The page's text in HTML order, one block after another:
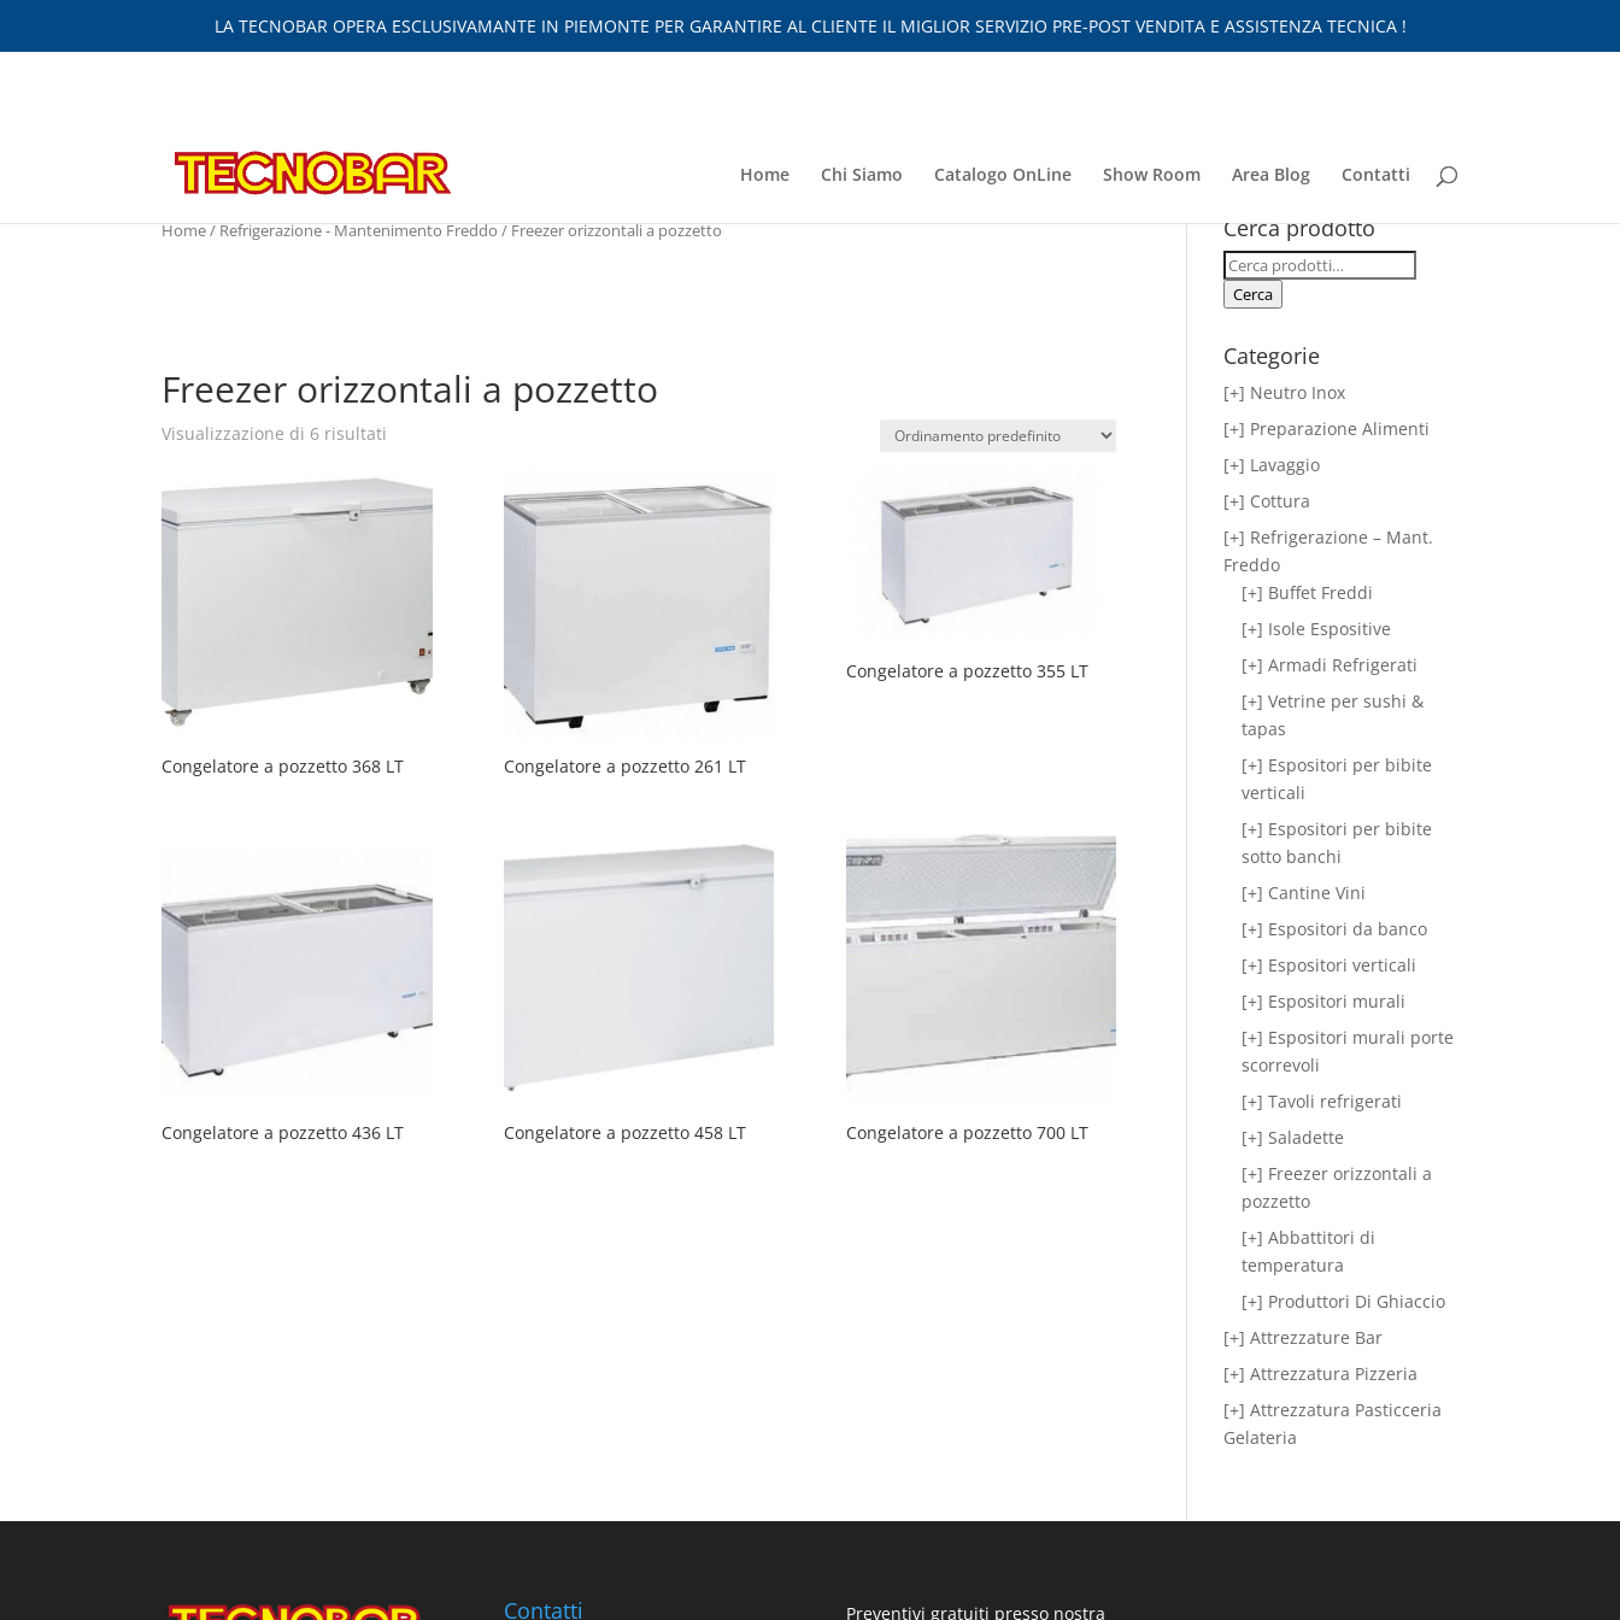
LA TECNOBAR OPERA ESCLUSIVAMANTE IN PIEMONTE PER GARANTIRE AL CLIENTE IL MIGLIOR SERVIZIO PRE-POST VENDITA E ASSISTENZA TECNICA !
Home Chi Siamo Catalogo OnLine Show Room Area Blog Contatti
Home/Refrigerazione - Mantenimento Freddo/ Freezer orizzontali a pozzetto
Freezer orizzontali a pozzetto
Visualizzazione di 6 risultati
Congelatore a pozzetto 368 LT Congelatore a pozzetto 261 LT
Congelatore a pozzetto 355 LT
Congelatore a pozzetto 436 LT Congelatore a pozzetto 458 LT Congelatore a pozzetto 700 LT
Cerca prodotto
Cerca:
Cerca
Categorie
[+] Neutro Inox
[+] Preparazione Alimenti
[+] Lavaggio
[+] Cottura
[+] Refrigerazione – Mant.
Freddo
[+] Buffet Freddi
[+] Isole Espositive
[+] Armadi Refrigerati
[+] Vetrine per sushi &
tapas
[+] Espositori per bibite
verticali
[+] Espositori per bibite
sotto banchi
[+] Cantine Vini
[+] Espositori da banco
[+] Espositori verticali
[+] Espositori murali
[+] Espositori murali porte
scorrevoli
[+] Tavoli refrigerati
[+] Saladette
[+] Freezer orizzontali a
pozzetto
[+] Abbattitori di
temperatura
[+] Produttori Di Ghiaccio
[+] Attrezzature Bar
[+] Attrezzatura Pizzeria
[+] Attrezzatura Pasticceria
Gelateria
Contatti Preventivi gratuiti presso nostra